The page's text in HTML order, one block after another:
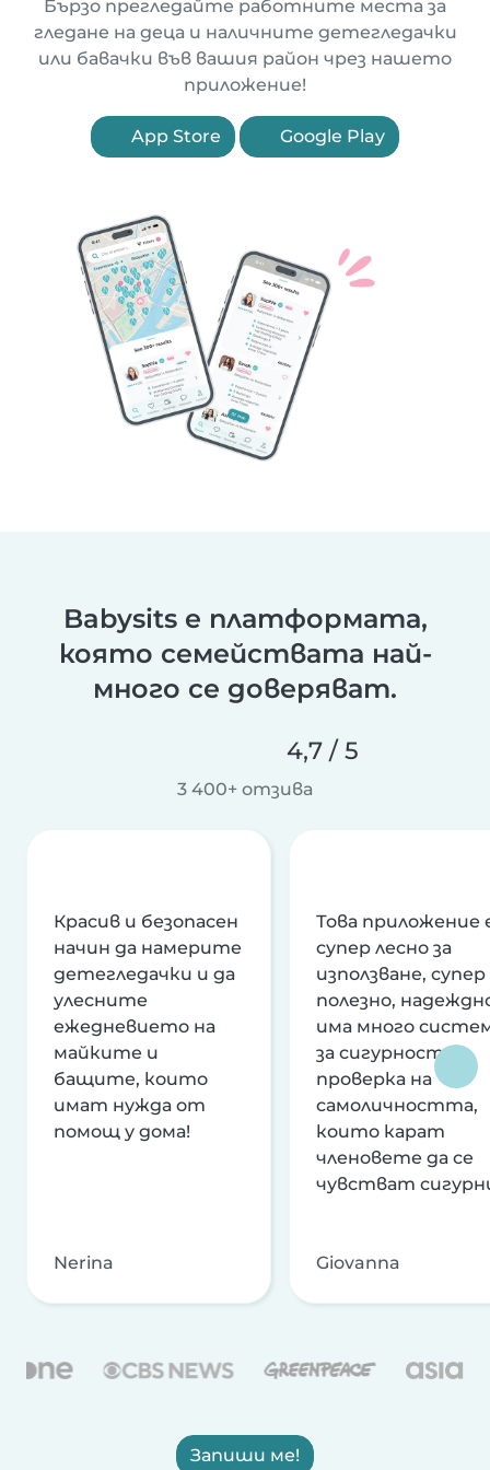
Бързо прегледайте работните места за
гледане на деца и наличните детегледачки
или бавачки във вашия район чрез нашето
приложение!
App Store Google Play
Babysits е платформата,
която семействата най-
много се доверяват.
4,7 / 5
3 400+ отзива
Красив и безопасен
начин да намерите
детегледачки и да
улесните
ежедневието на
майките и
бащите, които
имат нужда от
помощ у дома!
Nerina
Това приложение
супер лесно за
използване, супер
полезно,
има много
за сигурност и
проверка на
самоличността,
които карат
членовете да се
чувстват
Giovanna
Запиши ме!